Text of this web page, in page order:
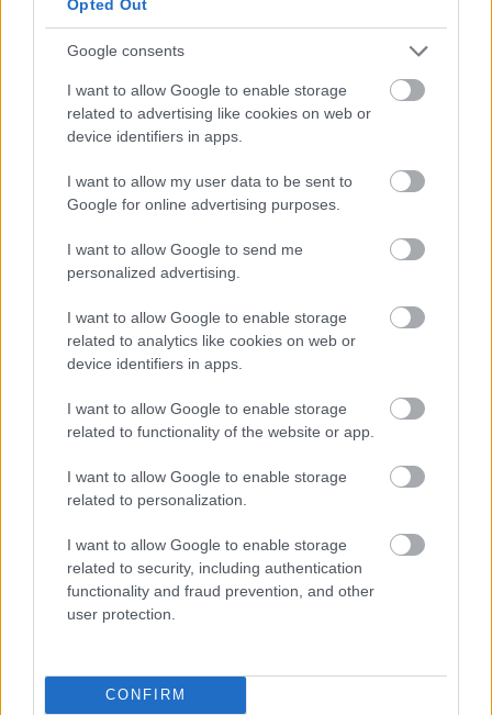
Opted Out
Google consents
I want to allow Google to enable storage
related to advertising like cookies on web or
device identifiers in apps.
I want to allow my user data to be sent to
Google for online advertising purposes.
I want to allow Google to send me
personalized advertising.
I want to allow Google to enable storage
related to analytics like cookies on web or
device identifiers in apps.
I want to allow Google to enable storage
related to functionality of the website or app.
I want to allow Google to enable storage
related to personalization.
I want to allow Google to enable storage
related to security, including authentication
functionality and fraud prevention, and other
user protection.
CONFIRM
ENERGIATAKARÉKOSSÁG: KORÁBBAN KEZDŐDIK
MÉRKŐZÉSE
Az energiaellátás tehermentesítése érdekében másfél órával
előrébb hozták a Brest Bretagne Handball elleni találkozó
kezdését.